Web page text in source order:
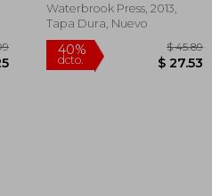
Waterbrook Press, 2013,
Tapa Dura, Nuevo